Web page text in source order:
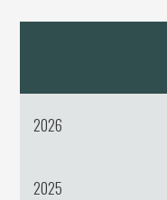
2026
2025